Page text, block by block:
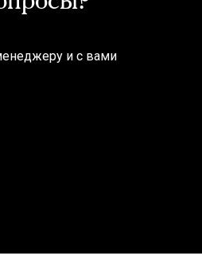
и с вами